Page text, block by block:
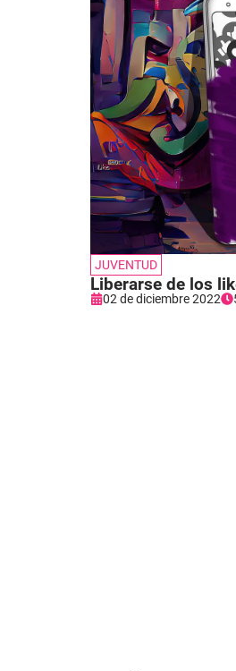
JUVENTUD
Liberarse de los
02 de diciembre 2022